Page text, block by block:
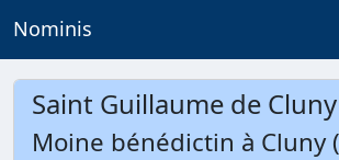
Nominis
Saint Guillaume de Cluny
Moine bénédictin à Cluny